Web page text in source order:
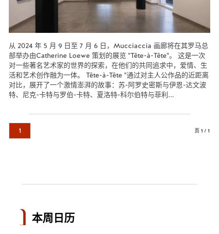
从 2024 年 5 月 9 日至 7 月 6 日，Mucciaccia 画廊将在其罗马总
部举办由Catherine Loewe 策划的展览 "Tête-à-Tête"。 这是一次
对一些著名艺术家的世界的探索，在他们的共同追求中，爱情、生
活和艺术创作融为一体。 Tête-à-Tête "通过对主人公作品的近距离
对比，展开了一个激情澎湃的故事：苏-阿罗史密斯与伊恩-达文波
特、尼克-卡特与罗伯-卡特、夏洛特-科尔伯特与菲利...
1 页 1 / 1
本周日历